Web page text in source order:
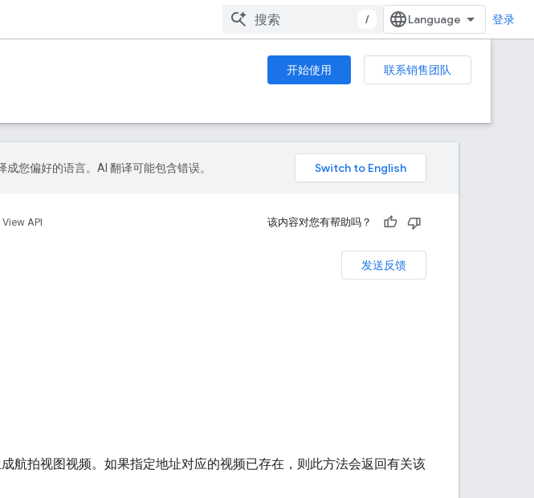
/ 登录
开始使用
联系销售团队
您偏好的语言。AI 翻译可能包含错误。
API 该内容对您有帮助吗？
发送反馈
航拍视图视频。如果指定地址对应的视频已存在，则此方法会返回有关该